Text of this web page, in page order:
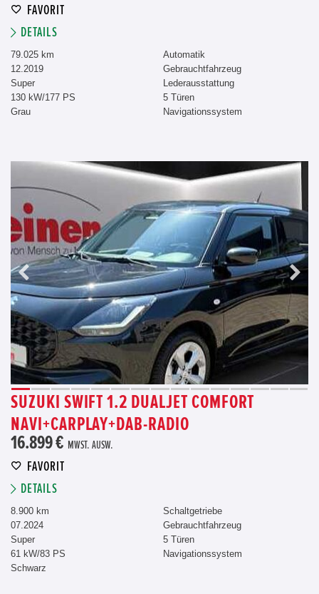
FAVORIT
DETAILS
79.025 km
12.2019
Super
130 kW/177 PS
Grau
Automatik
Gebrauchtfahrzeug
Lederausstattung
5 Türen
Navigationssystem
SUZUKI SWIFT 1.2 DUALJET COMFORT
NAVI+CARPLAY+DAB-RADIO
16.899 € MWST. AUSW.
FAVORIT
DETAILS
8.900 km
07.2024
Super
61 kW/83 PS
Schwarz
Schaltgetriebe
Gebrauchtfahrzeug
5 Türen
Navigationssystem